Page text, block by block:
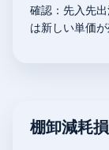
確認：先入先
は新しい単価
棚卸減耗